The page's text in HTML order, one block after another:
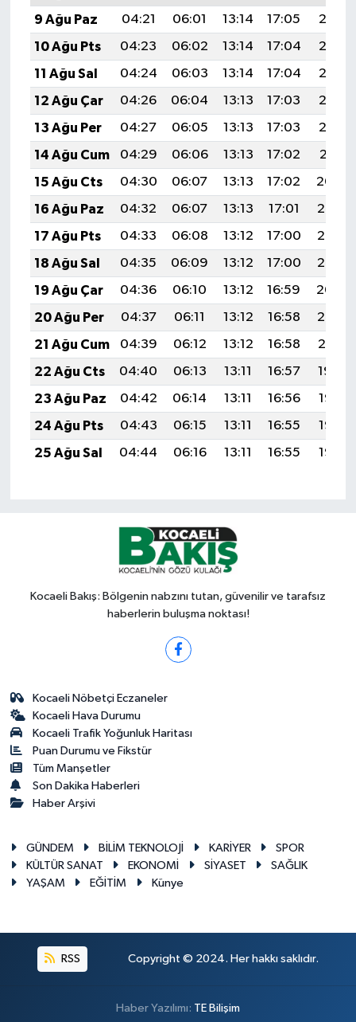
9 Ağu Paz
04:21 06:01 13:14 17:05
20:17
10 Ağu Pts
04:23 06:02 13:14 17:04
20:16
11 Ağu Sal
04:24 06:03 13:14 17:04
20:15
12 Ağu Çar
04:26 06:04 13:13 17:03
20:13
13 Ağu Per
04:27 06:05 13:13 17:03
20:12
14 Ağu Cum
04:29 06:06 13:13 17:02
20:11
15 Ağu Cts
04:30 06:07 13:13 17:02
20:09
16 Ağu Paz
04:32 06:07 13:13 17:01
20:08
17 Ağu Pts
04:33 06:08 13:12 17:00
20:07
18 Ağu Sal
04:35 06:09 13:12 17:00
20:05
19 Ağu Çar
04:36 06:10 13:12 16:59
20:04
20 Ağu Per
04:37 06:11 13:12 16:58
20:02
21 Ağu Cum
04:39 06:12 13:12 16:58
20:01
22 Ağu Cts
04:40 06:13 13:11 16:57
19:59
23 Ağu Paz
04:42 06:14 13:11 16:56
19:58
24 Ağu Pts
04:43 06:15 13:11 16:55
19:56
25 Ağu Sal
04:44 06:16 13:11 16:55 19:55
Kocaeli Bakış: Bölgenin nabzını tutan, güvenilir ve tarafsız
haberlerin buluşma noktası!
Kocaeli Nöbetçi Eczaneler
Kocaeli Hava Durumu
Kocaeli Trafik Yoğunluk Haritası
Puan Durumu ve Fikstür
Tüm Manşetler
Son Dakika Haberleri
Haber Arşivi
GÜNDEM BİLİM TEKNOLOJİ KARİYER
SPOR
KÜLTÜR SANAT
EKONOMİ SİYASET
SAĞLIK
YAŞAM
EĞİTİM Künye
RSS Copyright © 2024. Her hakkı saklıdır.
Haber Yazılımı: TE Bilişim